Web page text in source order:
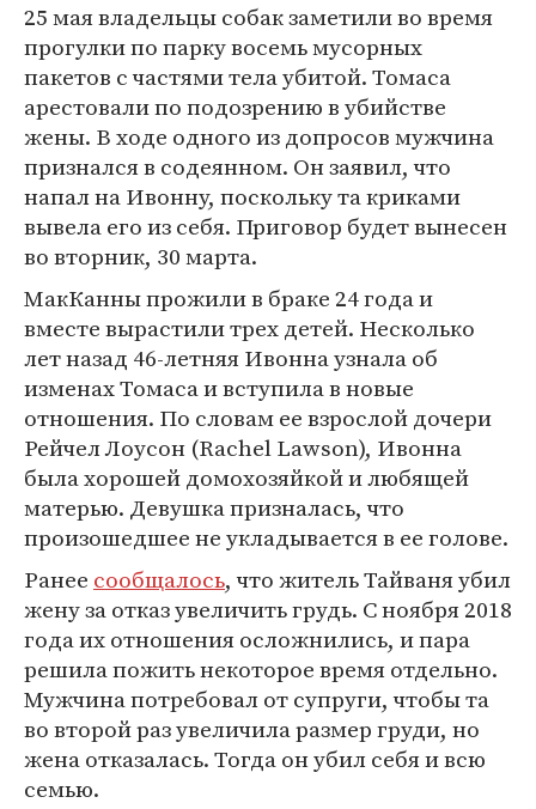
25 мая владельцы собак заметили во время
прогулки по парку восемь мусорных
пакетов с частями тела убитой. Томаса
арестовали по подозрению в убийстве
жены. В ходе одного из допросов мужчина
признался в содеянном. Он заявил, что
напал на Ивонну, поскольку та криками
вывела его из себя. Приговор будет вынесен
во вторник, 30 марта.
МакКанны прожили в браке 24 года и
вместе вырастили трех детей. Несколько
лет назад 46-летняя Ивонна узнала об
изменах Томаса и вступила в новые
отношения. По словам ее взрослой дочери
Рейчел Лоусон (Rachel Lawson), Ивонна
была хорошей домохозяйкой и любящей
матерью. Девушка призналась, что
произошедшее не укладывается в ее голове.
Ранее сообщалось, что житель Тайваня убил
жену за отказ увеличить грудь. С ноября 2018
года их отношения осложнились, и пара
решила пожить некоторое время отдельно.
Мужчина потребовал от супруги, чтобы та
во второй раз увеличила размер груди, но
жена отказалась. Тогда он убил себя и всю
семью.